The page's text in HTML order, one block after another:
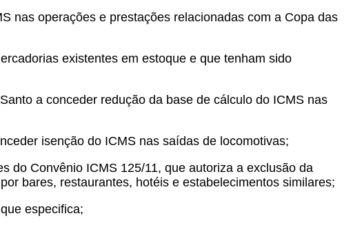
nas operações e prestações relacionadas com a Copa das
existentes em estoque e que tenham sido
a conceder redução da base de cálculo do ICMS nas
isenção do ICMS nas saídas de locomotivas;
do Convênio ICMS 125/11, que autoriza a exclusão da
bares, restaurantes, hotéis e estabelecimentos similares;
especifica;